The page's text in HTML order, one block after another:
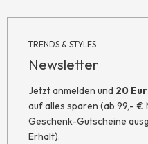
TRENDS & STYLES
Newsletter
Jetzt anmelden und 20
auf alles sparen (ab 99,- €
Geschenk-Gutscheine
Erhalt).